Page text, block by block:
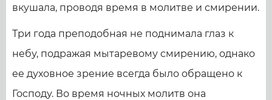
вкушала, проводя время в молитве и смирении.
Три года преподобная не поднимала глаз к
небу, подражая мытаревому смирению, однако
ее духовное зрение всегда было обращено к
Господу. Во время ночных молитв она